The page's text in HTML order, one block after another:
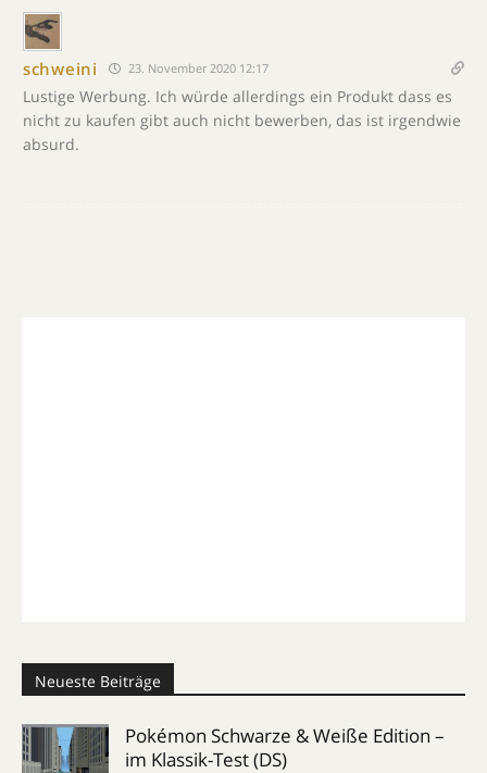
schweini 23. November 2020 12:17
Lustige Werbung. Ich würde allerdings ein Produkt dass es
nicht zu kaufen gibt auch nicht bewerben, das ist irgendwie
absurd.
Neueste Beiträge
Pokémon Schwarze & Weiße Edition –
im Klassik-Test (DS)